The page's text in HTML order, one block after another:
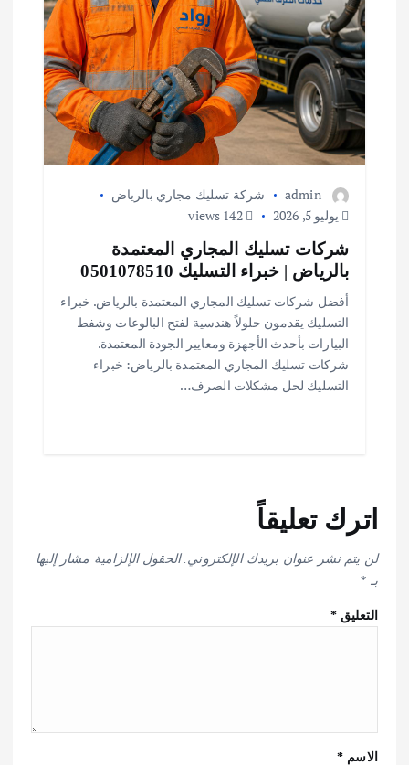
admin
شركة تسليك مجاري بالرياض
يوليو 5, 2026
142 views
شركات تسليك المجاري المعتمدة
بالرياض | خبراء التسليك 0501078510
أفضل شركات تسليك المجاري المعتمدة بالرياض. خبراء
التسليك يقدمون حلولاً هندسية لفتح البالوعات وشفط
البيارات بأحدث الأجهزة ومعايير الجودة المعتمدة.
شركات تسليك المجاري المعتمدة بالرياض: خبراء
التسليك لحل مشكلات الصرف…
اترك تعليقاً
لن يتم نشر عنوان بريدك الإلكتروني.الحقول الإلزامية مشار إليها
بـ *
التعليق*
الاسم *